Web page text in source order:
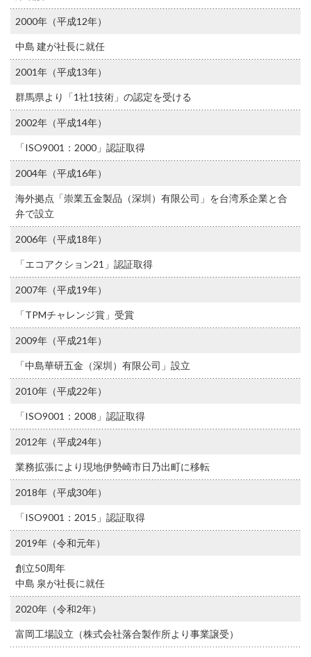
2000年（平成12年）
中島 建が社長に就任
2001年（平成13年）
群馬県より「1社1技術」の認定を受ける
2002年（平成14年）
「ISO9001：2000」認証取得
2004年（平成16年）
海外拠点「崇業五金製品（深圳）有限公司」を台湾系企業と合
弁で設立
2006年（平成18年）
「エコアクション21」認証取得
2007年（平成19年）
「TPMチャレンジ賞」受賞
2009年（平成21年）
「中島華研五金（深圳）有限公司」設立
2010年（平成22年）
「ISO9001：2008」認証取得
2012年（平成24年）
業務拡張により現地伊勢崎市日乃出町に移転
2018年（平成30年）
「ISO9001：2015」認証取得
2019年（令和元年）
創立50周年
中島 泉が社長に就任
2020年（令和2年）
富岡工場設立（株式会社落合製作所より事業譲受）